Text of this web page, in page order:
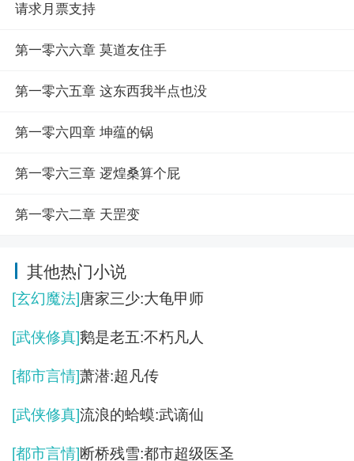
请求月票支持
第一零六六章 莫道友住手
第一零六五章 这东西我半点也没
第一零六四章 坤蕴的锅
第一零六三章 逻煌桑算个屁
第一零六二章 天罡变
其他热门小说
[玄幻魔法]唐家三少:大龟甲师
[武侠修真]鹅是老五:不朽凡人
[都市言情]萧潜:超凡传
[武侠修真]流浪的蛤蟆:武谪仙
[都市言情]断桥残雪:都市超级医圣